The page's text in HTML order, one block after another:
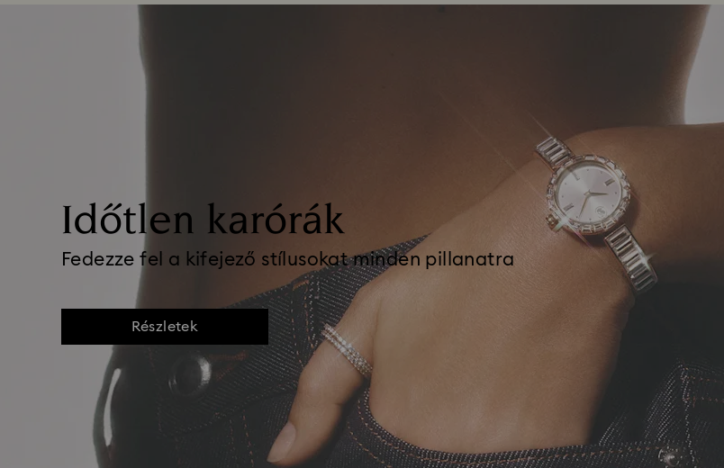
Időtlen karórák
Fedezze fel a kifejező stílusokat minden pillanatra
Részletek